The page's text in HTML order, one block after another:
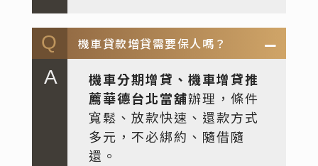
機車貸款增貸需要保人嗎？
機車分期增貸、機車增貸推
薦華德台北當舖辦理，條件
寬鬆、放款快速、還款方式
多元，不必綁約、隨借隨
還。